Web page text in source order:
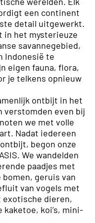
een continent
detail uitgewerkt.
in het mysterieuze
savannegebied,
Indonesië te
eigen fauna, flora,
je telkens opnieuw
ontbijt in het
verstomden even bij
we met volle
Nadat iedereen
begon onze
We wandelden
paadjes met
geruis van
van vogels met
exotische dieren,
koi’s, mini-